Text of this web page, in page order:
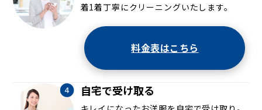
着1着丁寧にクリーニングいたします。
料金表はこちら
自宅で受け取る